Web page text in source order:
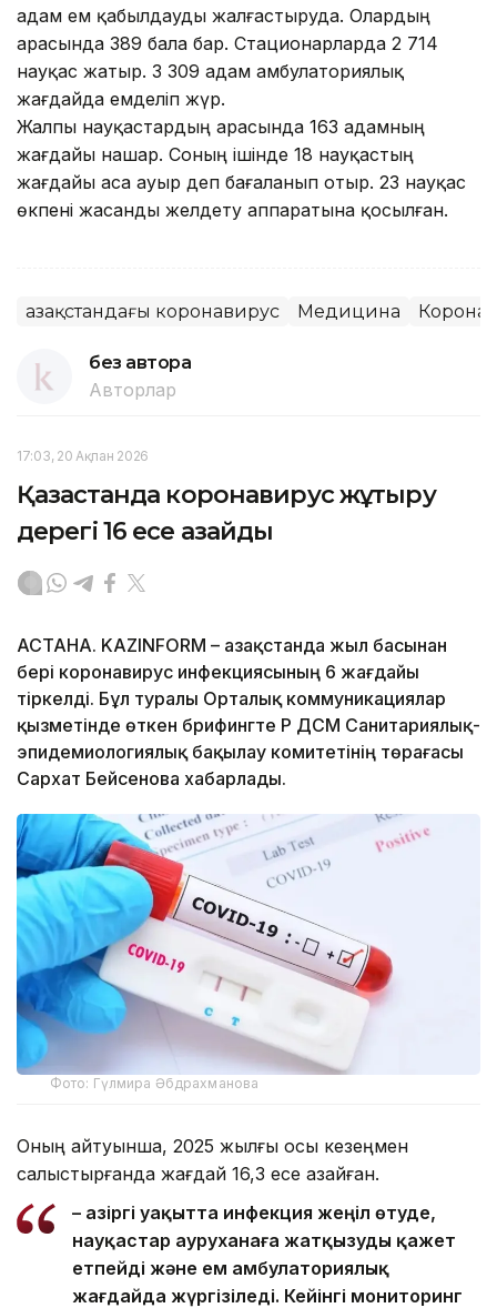
адам ем қабылдауды жалғастыруда. Олардың
арасында 389 бала бар. Стационарларда 2 714
науқас жатыр. 3 309 адам амбулаториялық
жағдайда емделіп жүр.
Жалпы науқастардың арасында 163 адамның
жағдайы нашар. Соның ішінде 18 науқастың
жағдайы аса ауыр деп бағаланып отыр. 23 науқас
өкпені жасанды желдету аппаратына қосылған.
Қазақстандағы коронавирус Медицина
без автора
Авторлар
17:03, 20 Ақпан 2026
Қазақстанда коронавирус жұқтыру
дерегі 16 есе азайды
АСТАНА. KAZINFORM – Қазақстанда жыл басынан
бері коронавирус инфекциясының 6 жағдайы
тіркелді. Бұл туралы Орталық коммуникациялар
қызметінде өткен брифингте ҚР ДСМ Санитариялық-
эпидемиологиялық бақылау комитетінің төрағасы
Сархат Бейсенова хабарлады.
Фото: Гүлмира Әбдрахманова
Оның айтуынша, 2025 жылғы осы кезеңмен
салыстырғанда жағдай 16,3 есе азайған.
– Қазіргі уақытта инфекция жеңіл өтуде,
науқастар ауруханаға жатқызуды қажет
етпейді және ем амбулаториялық
жағдайда жүргізіледі. Кейінгі мониторинг